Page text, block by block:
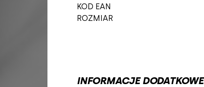
KOD EAN
ROZMIAR
INFORMACJE DODATKOWE